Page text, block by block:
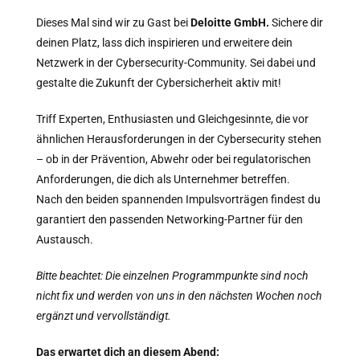
Dieses Mal sind wir zu Gast beiDeloitte GmbH. Sichere dir
deinen Platz, lass dich inspirieren und erweitere dein
Netzwerk in der Cybersecurity-Community. Sei dabei und
gestalte die Zukunft der Cybersicherheit aktiv mit!
Triff Experten, Enthusiasten und Gleichgesinnte, die vor
ähnlichen Herausforderungen in der Cybersecurity stehen
– ob in der Prävention, Abwehr oder bei regulatorischen
Anforderungen, die dich als Unternehmer betreffen.
Nach den beiden spannenden Impulsvorträgen findest du
garantiert den passenden Networking-Partner für den
Austausch.
Bitte beachtet: Die einzelnen Programmpunkte sind noch
nicht fix und werden von uns in den nächsten Wochen noch
ergänzt und vervollständigt.
Das erwartet dich an diesem Abend: